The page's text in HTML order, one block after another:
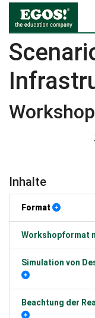
Workshop
Inhalte
Format
Workshopformat
Simulation von
Beachtung der